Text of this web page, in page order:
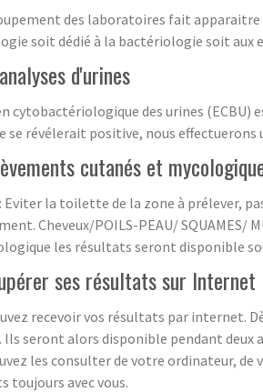
des laboratoires fait apparaitre
soit dédié à la bactériologie soit aux
d'urines
cytobactériologique des urines (ECBU)
se révélerait positive, nous
cutanés et
Eviter la toilette de la zone à prélever,
Cheveux/POILS-PEAU/ SQUAMES/
les résultats seront disponible
ses résultats sur Internet
recevoir vos résultats par internet.
seront alors disponible pendant deux
les consulter de votre ordinateur,
toujours avec vous.